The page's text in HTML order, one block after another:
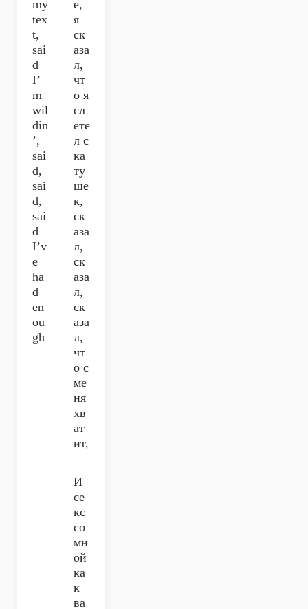
my
tex
t,
sai
d
I’
m
wil
din
’,
sai
d,
sai
d,
sai
d
I’v
e
ha
d
en
ou
gh
е,
я
ск
аза
л,
чт
о я
сл
ете
л с
ка
ту
ше
к,
ск
аза
л,
ск
аза
л,
ск
аза
л,
чт
о с
ме
ня
хв
ат
ит,
И
се
кс
со
мн
ой
ка
к
ва